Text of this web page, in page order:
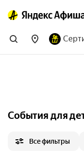
События для
Все фильтры